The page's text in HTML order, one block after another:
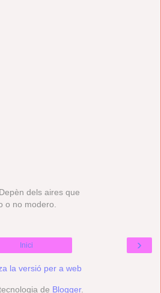
dels aires que
o no modero.
›
Inici
la versió per a web
de Blogger.